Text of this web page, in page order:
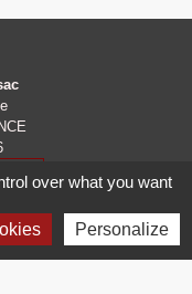
over what you want
Personalize